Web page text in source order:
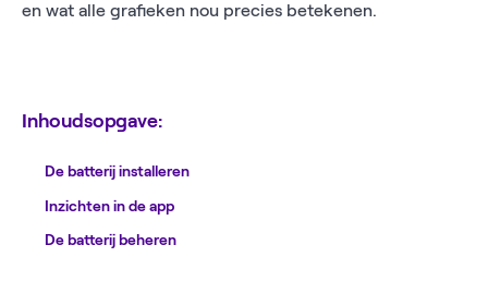
en wat alle grafieken nou precies betekenen.
Inhoudsopgave:
De batterij installeren
Inzichten in de app
De batterij beheren